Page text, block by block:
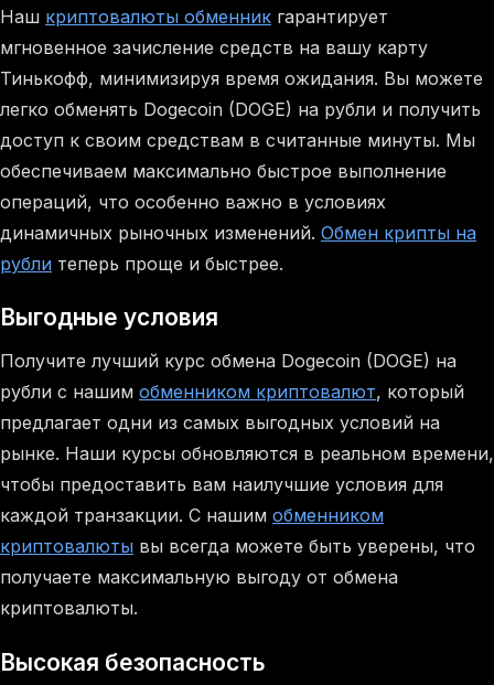
Наш криптовалюты обменник гарантирует
мгновенное зачисление средств на вашу карту
Тинькофф, минимизируя время ожидания. Вы можете
легко обменять Dogecoin (DOGE) на рубли и получить
доступ к своим средствам в считанные минуты. Мы
обеспечиваем максимально быстрое выполнение
операций, что особенно важно в условиях
динамичных рыночных изменений. Обмен крипты на
рубли теперь проще и быстрее.
Выгодные условия
Получите лучший курс обмена Dogecoin (DOGE) на
рубли с нашим обменником криптовалют, который
предлагает одни из самых выгодных условий на
рынке. Наши курсы обновляются в реальном времени,
чтобы предоставить вам наилучшие условия для
каждой транзакции. С нашим обменником
криптовалюты вы всегда можете быть уверены, что
получаете максимальную выгоду от обмена
криптовалюты.
Высокая безопасность